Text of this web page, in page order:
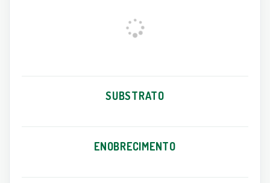
SUBSTRATO
ENOBRECIMENTO